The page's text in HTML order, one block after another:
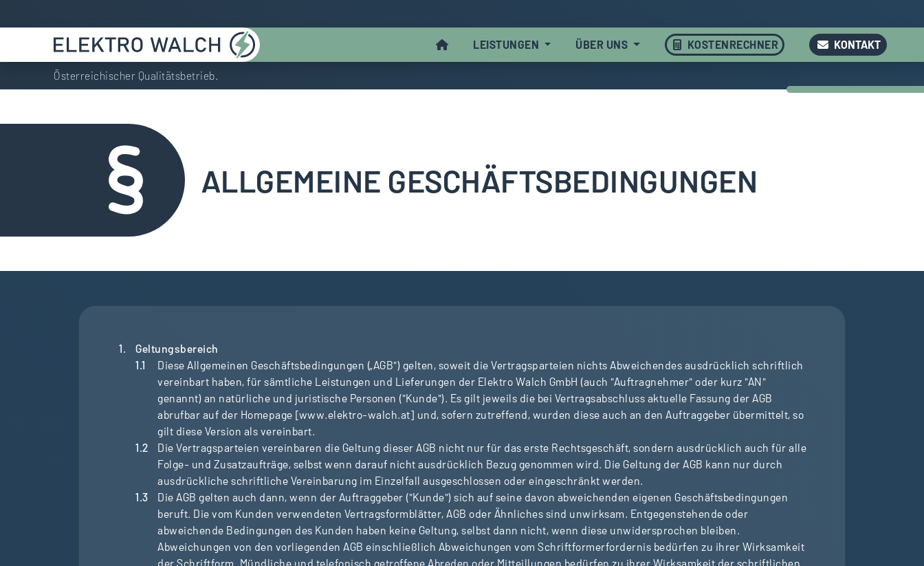
LEISTUNGEN ÜBER UNS KOSTENRECHNER KONTAKT
Österreichischer Qualitätsbetrieb.
ALLGEMEINE GESCHÄFTSBEDINGUNGEN
Geltungsbereich
Diese Allgemeinen Geschäftsbedingungen („AGB") gelten, soweit die Vertragsparteien nichts Abweichendes ausdrücklich schriftlich
vereinbart haben, für sämtliche Leistungen und Lieferungen der Elektro Walch GmbH (auch "Auftragnehmer" oder kurz "AN"
genannt) an natürliche und juristische Personen ("Kunde"). Es gilt jeweils die bei Vertragsabschluss aktuelle Fassung der AGB
abrufbar auf der Homepage [www.elektro-walch.at] und, sofern zutreffend, wurden diese auch an den Auftraggeber übermittelt, so
gilt diese Version als vereinbart.
Die Vertragsparteien vereinbaren die Geltung dieser AGB nicht nur für das erste Rechtsgeschäft, sondern ausdrücklich auch für alle
Folge- und Zusatzaufträge, selbst wenn darauf nicht ausdrücklich Bezug genommen wird. Die Geltung der AGB kann nur durch
ausdrückliche schriftliche Vereinbarung im Einzelfall ausgeschlossen oder eingeschränkt werden.
Die AGB gelten auch dann, wenn der Auftraggeber ("Kunde") sich auf seine davon abweichenden eigenen Geschäftsbedingungen
beruft. Die vom Kunden verwendeten Vertragsformblätter, AGB oder Ähnliches sind unwirksam. Entgegenstehende oder
abweichende Bedingungen des Kunden haben keine Geltung, selbst dann nicht, wenn diese unwidersprochen bleiben.
Abweichungen von den vorliegenden AGB einschließlich Abweichungen vom Schriftformerfordernis bedürfen zu ihrer Wirksamkeit
der Schriftform. Mündliche und telefonisch getroffene Abreden oder Mitteillungen bedürfen zu ihrer Wirksamkeit der schriftlichen